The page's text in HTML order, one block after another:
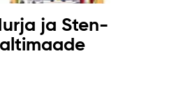
ja Sten-